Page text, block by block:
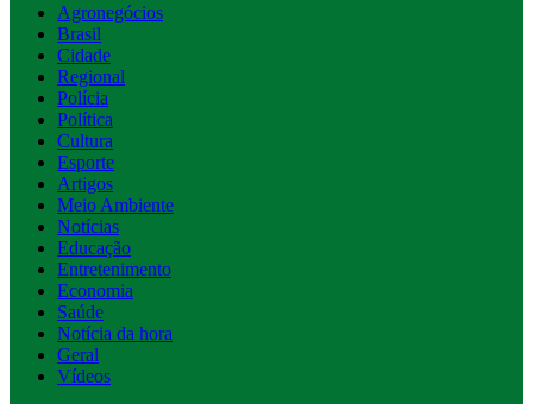
Agronegócios
Brasil
Cidade
Regional
Polícia
Política
Cultura
Esporte
Artigos
Meio Ambiente
Notícias
Educação
Entretenimento
Economia
Saúde
Notícia da hora
Geral
Vídeos